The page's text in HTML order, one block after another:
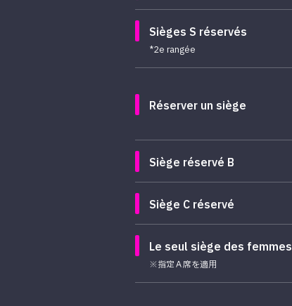
Sièges S réservés
*2e rangée
Réserver un siège
Siège réservé B
Siège C réservé
Le seul siège des femmes
※指定Ａ席を適用